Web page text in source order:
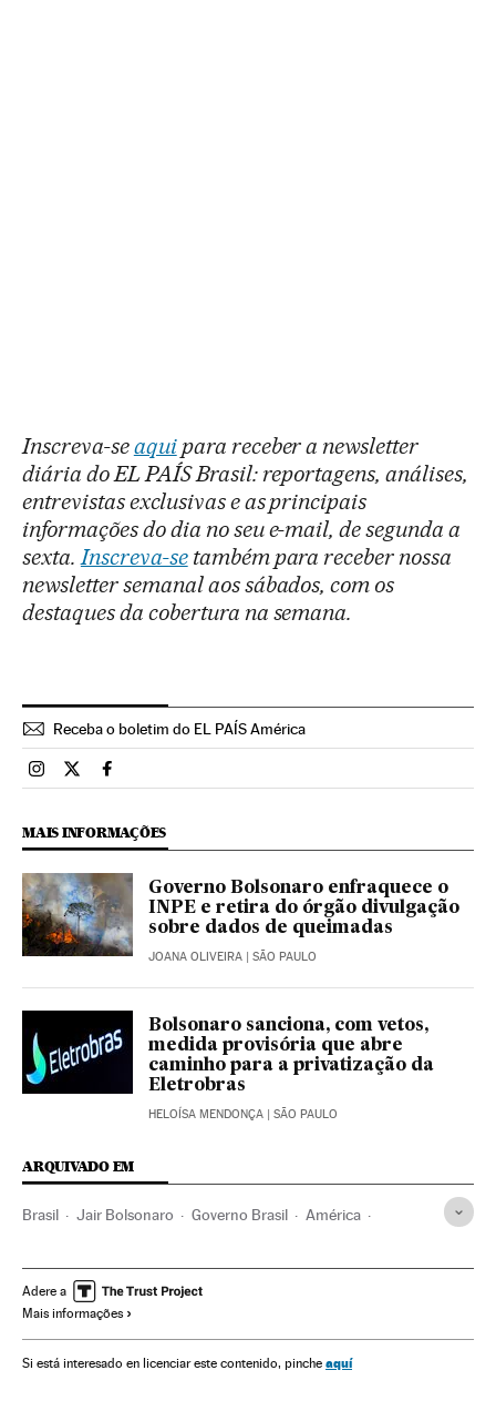
Inscreva-seaquipara receber a newsletter
diária do EL PAÍS Brasil: reportagens, análises,
entrevistas exclusivas e as principais
informações do dia no seu e-mail, de segunda a
sexta.Inscreva-setambém para receber nossa
newsletter semanal aos sábados, com os
destaques da cobertura na semana.
Receba o boletim do EL PAÍS América
Brasil El País Brasil en Instagram
Brasil El País Brasil en Twitter
Brasil El País Brasil en Facebook
MAIS INFORMAÇÕES
Governo Bolsonaro enfraquece o
INPE e retira do órgão divulgação
sobre dados de queimadas
JOANA OLIVEIRA | SÃO PAULO
Bolsonaro sanciona, com vetos,
medida provisória que abre
caminho para a privatização da
Eletrobras
HELOÍSA MENDONÇA | SÃO PAULO
ARQUIVADO EM
Brasil Jair Bolsonaro Governo Brasil América
Reforma administração Serviço público emprego
Funcionários públicos
Câmara Deputados Congresso Nacional
Adere a
Mais informações
Si está interesado en licenciar este contenido, pinche aquí